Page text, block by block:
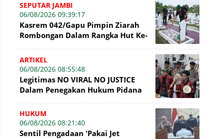
SEPUTAR JAMBI
06/08/2026 09:39:17
Kasrem 042/Gapu Pimpin Ziarah
Rombongan Dalam Rangka Hut Ke-
ARTIKEL
06/08/2026 08:55:48
Legitimas NO VIRAL NO JUSTICE
Dalam Penegakan Hukum Pidana
HUKUM
06/08/2026 08:21:40
Sentil Pengadaan 'Pakai Jet